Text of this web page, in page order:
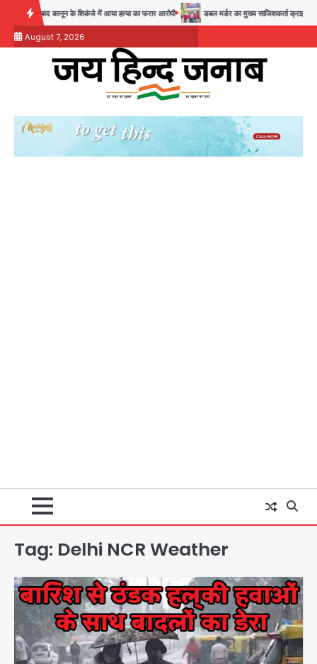
content
साल बाद कानून के शिकंजे में आया हत्या का फरार आरोपी डबल मर्डर का मुख्य साजिशकर्ता क्राइम ब्रांच के
August 7, 2026
Tag: Delhi NCR Weather
2
अब पहला स्थान हासिल करना लक्ष्य: डीएम
Team JHJ